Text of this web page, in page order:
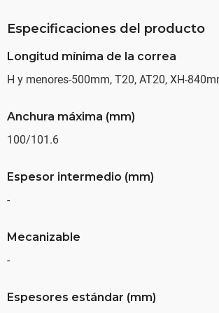
Especificaciones del producto
Longitud mínima de la correa
H y menores-500mm, T20, AT20, XH-
Anchura máxima (mm)
100/101.6
Espesor intermedio (mm)
-
Mecanizable
-
Espesores estándar (mm)